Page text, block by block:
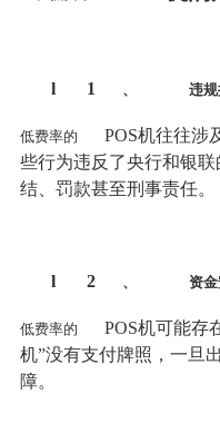
l 1 、 违
低费率的
POS机往往涉
些行为违反了央行和银
结、罚款甚至刑事责任。
l 2 、 资
低费率的
POS机可能存
机”没有支付牌照，一旦
障。